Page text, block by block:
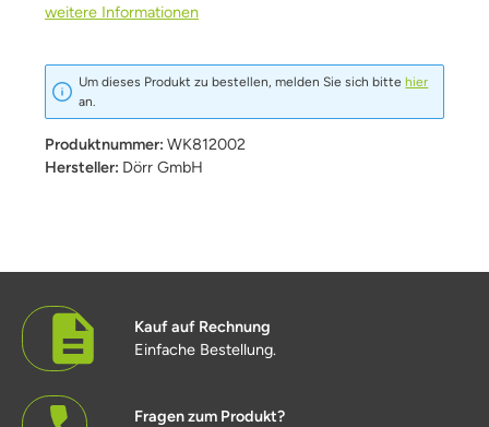
weitere Informationen
Um dieses Produkt zu bestellen, melden Sie sich bitte hier
an.
Produktnummer: WK812002
Hersteller: Dörr GmbH
Kauf auf Rechnung
Einfache Bestellung.
Fragen zum Produkt?